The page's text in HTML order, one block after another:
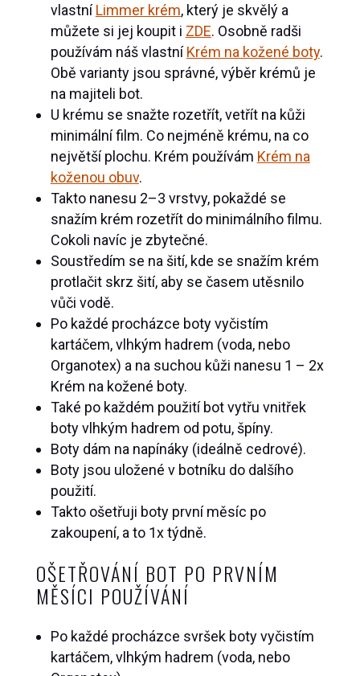
vlastní Limmer krém, který je skvělý a
můžete si jej koupit i ZDE. Osobně radši
používám náš vlastní Krém na kožené boty.
Obě varianty jsou správné, výběr krémů je
na majiteli bot.
U krému se snažte rozetřít, vetřít na kůži
minimální film. Co nejméně krému, na co
největší plochu. Krém používám Krém na
koženou obuv.
Takto nanesu 2–3 vrstvy, pokaždé se
snažím krém rozetřít do minimálního filmu.
Cokoli navíc je zbytečné.
Soustředím se na šití, kde se snažím krém
protlačit skrz šití, aby se časem utěsnilo
vůči vodě.
Po každé procházce boty vyčistím
kartáčem, vlhkým hadrem (voda, nebo
Organotex) a na suchou kůži nanesu 1 – 2x
Krém na kožené boty.
Také po každém použití bot vytřu vnitřek
boty vlhkým hadrem od potu, špíny.
Boty dám na napínáky (ideálně cedrové).
Boty jsou uložené v botníku do dalšího
použití.
Takto ošetřuji boty první měsíc po
zakoupení, a to 1x týdně.
OŠETŘOVÁNÍ BOT PO PRVNÍM
MĚSÍCI POUŽÍVÁNÍ
Po každé procházce svršek boty vyčistím
kartáčem, vlhkým hadrem (voda, nebo